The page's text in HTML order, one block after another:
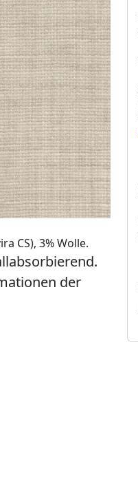
CS), 3% Wolle.
der